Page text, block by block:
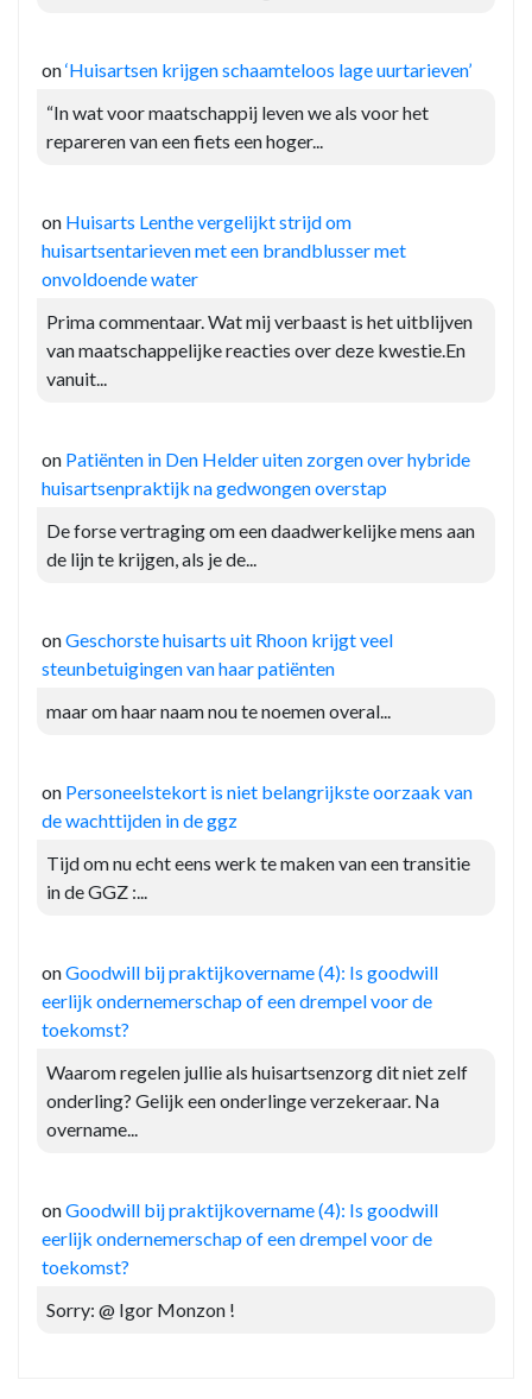
on‘Huisartsen krijgen schaamteloos lage uurtarieven’
“In wat voor maatschappij leven we als voor het
repareren van een fiets een hoger...
on Huisarts Lenthe vergelijkt strijd om
huisartsentarieven met een brandblusser met
onvoldoende water
Prima commentaar. Wat mij verbaast is het uitblijven
van maatschappelijke reacties over deze kwestie.En
vanuit...
on Patiënten in Den Helder uiten zorgen over hybride
huisartsenpraktijk na gedwongen overstap
De forse vertraging om een daadwerkelijke mens aan
de lijn te krijgen, als je de...
onGeschorste huisarts uit Rhoon krijgt veel
steunbetuigingen van haar patiënten
maar om haar naam nou te noemen overal...
on Personeelstekort is niet belangrijkste oorzaak van
de wachttijden in de ggz
Tijd om nu echt eens werk te maken van een transitie
in de GGZ :...
onGoodwill bij praktijkovername (4): Is goodwill
eerlijk ondernemerschap of een drempel voor de
toekomst?
Waarom regelen jullie als huisartsenzorg dit niet zelf
onderling? Gelijk een onderlinge verzekeraar. Na
overname...
onGoodwill bij praktijkovername (4): Is goodwill
eerlijk ondernemerschap of een drempel voor de
toekomst?
Sorry: @ Igor Monzon !